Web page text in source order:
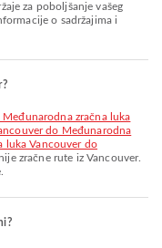
za poboljšanje vašeg
o sadržajima i
do Međunarodna
luka Vancouver do
zračne rute iz Vancouver.